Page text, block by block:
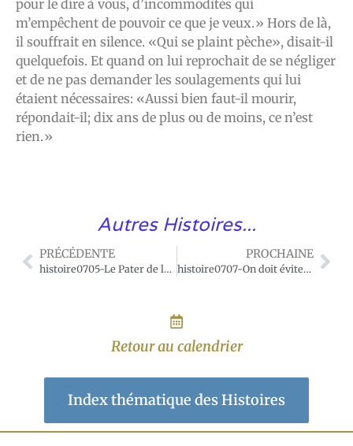
pour le dire à vous, d’incommodités qui
m’empêchent de pouvoir ce que je veux.» Hors de là,
il souffrait en silence. «Qui se plaint pèche», disait-il
quelquefois. Et quand on lui reprochait de se négliger
et de ne pas demander les soulagements qui lui
étaient nécessaires: «Aussi bien faut-il mourir,
répondait-il; dix ans de plus ou de moins, ce n’est
rien.»
Autres Histoires...
PRÉCÉDENTE
histoire0705-Le Pater de la jardinière
PROCHAINE
histoire0707-On doit éviter de dire du mal de soi
Retour au calendrier
Index thématique des Histoires